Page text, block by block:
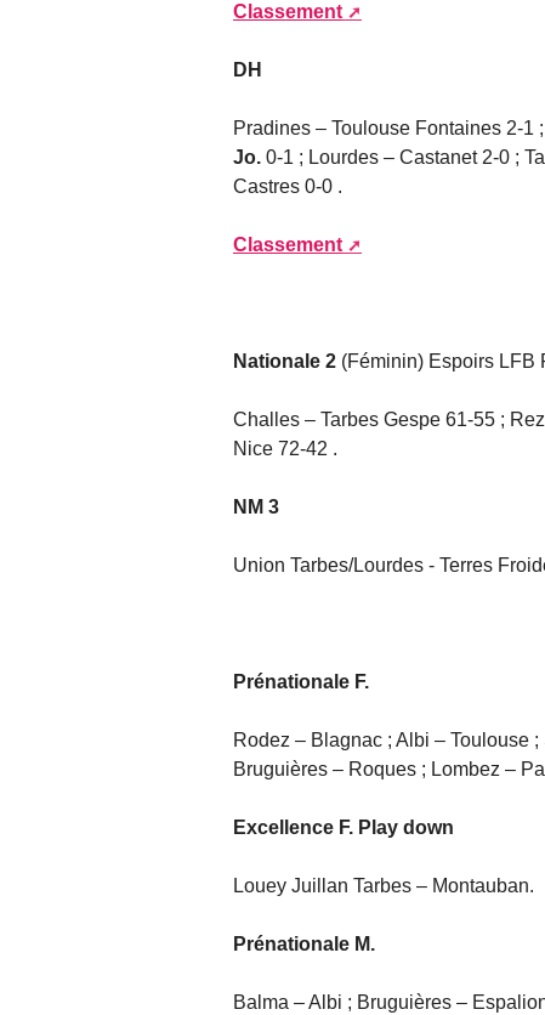
Classement
DH
Pradines – Toulouse Fontaines 2-1
Jo. 0-1 ; Lourdes – Castanet 2-0 ;
Castres 0-0 .
Classement
Nationale 2 (Féminin) Espoirs LFB
Challes – Tarbes Gespe 61-55 ;
Nice 72-42 .
NM 3
Union Tarbes/Lourdes - Terres
Prénationale F.
Rodez – Blagnac ; Albi – Toulouse
Bruguières – Roques ; Lombez –
Excellence F. Play down
Louey Juillan Tarbes – Montauban.
Prénationale M.
Balma – Albi ; Bruguières –